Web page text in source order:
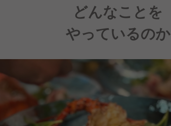
どんなことを
やっているのか